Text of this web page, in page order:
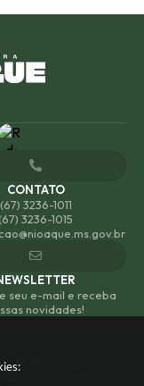
CONTATO
(67) 3236-1011
(67) 3236-1015
seu e-mail e receba
novidades!
06/2026